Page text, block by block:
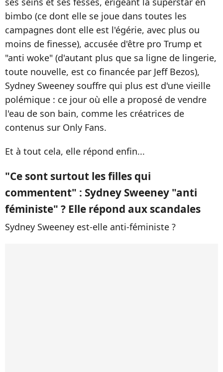
bimbo (ce dont elle se joue dans toutes les
campagnes dont elle est l'égérie, avec plus ou
moins de finesse), accusée d'être pro Trump et
"anti woke" (d'autant plus que sa ligne de lingerie,
toute nouvelle, est co financée par Jeff Bezos),
Sydney Sweeney souffre qui plus est d'une vieille
polémique : ce jour où elle a proposé de vendre
l'eau de son bain, comme les créatrices de
contenus sur Only Fans.
Et à tout cela, elle répond enfin...
"Ce sont surtout les filles qui
commentent" : Sydney Sweeney "anti
féministe" ? Elle répond aux scandales
Sydney Sweeney est-elle anti-féministe ?